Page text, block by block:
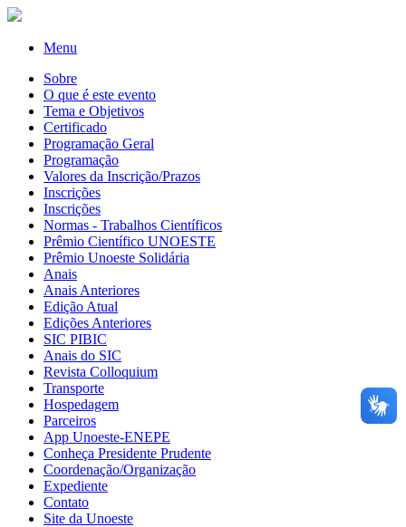
Menu
Sobre
O que é este evento
Tema e Objetivos
Certificado
Programação Geral
Programação
Valores da Inscrição/Prazos
Inscrições
Inscrições
Normas - Trabalhos Científicos
Prêmio Científico UNOESTE
Prêmio Unoeste Solidária
Anais
Anais Anteriores
Edição Atual
Edições Anteriores
SIC PIBIC
Anais do SIC
Revista Colloquium
Transporte
Hospedagem
Parceiros
App Unoeste-ENEPE
Conheça Presidente Prudente
Coordenação/Organização
Expediente
Contato
Site da Unoeste